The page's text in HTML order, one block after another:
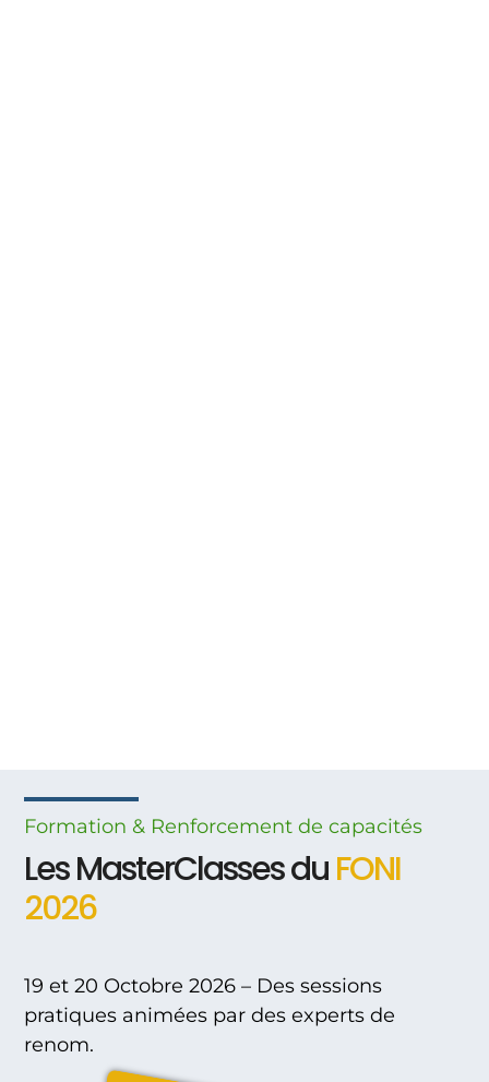
Formation & Renforcementde capacités
Les MasterClasses duFONI
2026
19 et 20 Octobre 2026 – Des sessions
pratiques animées par des experts de
renom.